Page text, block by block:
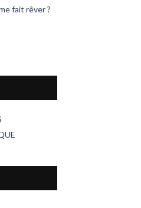
fait rêver ?